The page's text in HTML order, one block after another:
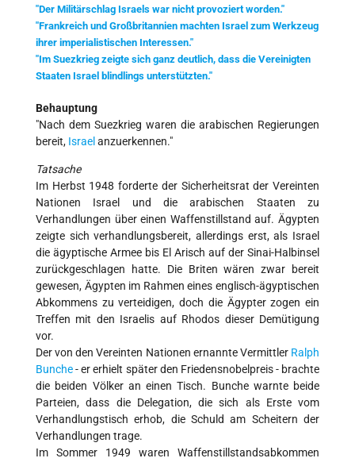
"Der Militärschlag Israels war nicht provoziert worden."
"Frankreich und Großbritannien machten Israel zum Werkzeug
ihrer imperialistischen Interessen."
"Im Suezkrieg zeigte sich ganz deutlich, dass die Vereinigten
Staaten Israel blindlings unterstützten."
Behauptung
"Nach dem Suezkrieg waren die arabischen Regierungen
bereit, Israel anzuerkennen."
Tatsache
Im Herbst 1948 forderte der Sicherheitsrat der Vereinten
Nationen Israel und die arabischen Staaten zu
Verhandlungen über einen Waffenstillstand auf. Ägypten
zeigte sich verhandlungsbereit, allerdings erst, als Israel
die ägyptische Armee bis El Arisch auf der Sinai-Halbinsel
zurückgeschlagen hatte. Die Briten wären zwar bereit
gewesen, Ägypten im Rahmen eines englisch-ägyptischen
Abkommens zu verteidigen, doch die Ägypter zogen ein
Treffen mit den Israelis auf Rhodos dieser Demütigung
vor.
Der von den Vereinten Nationen ernannte Vermittler Ralph
Bunche- er erhielt später den Friedensnobelpreis - brachte
die beiden Völker an einen Tisch. Bunche warnte beide
Parteien, dass die Delegation, die sich als Erste vom
Verhandlungstisch erhob, die Schuld am Scheitern der
Verhandlungen trage.
Im Sommer 1949 waren Waffenstillstandsabkommen